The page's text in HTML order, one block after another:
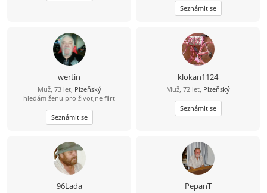
169/69/NK s řidičákem pro společné
aktivity...prevazne ziji ale na
Seznámit se
wertin
Muž, 73 let, Plzeňský
hledám ženu pro život,ne flirt
Seznámit se
klokan1124
Muž, 72 let, Plzeňský
Seznámit se
96Lada PepanT